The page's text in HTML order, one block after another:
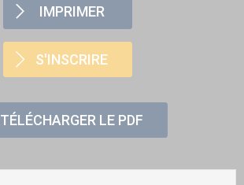
IMPRIMER
S'INSCRIRE
TÉLÉCHARGER LE PDF